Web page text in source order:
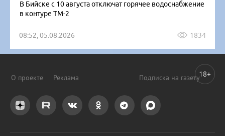
В Бийске с 10 августа отключат горячее водоснабжение
в контуре ТМ-2
08:52, 05.08.2026 1834
О проекте Реклама Подписка на газету18+